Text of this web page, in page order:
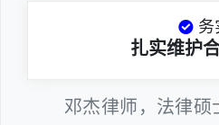
务
扎实维护
邓杰律师，法律硕